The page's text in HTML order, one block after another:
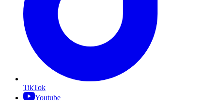
TikTok
Youtube